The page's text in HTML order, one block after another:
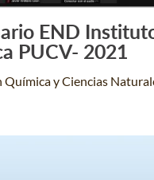
Leer Más +
END
PUCV- 2021
Química y Ciencias